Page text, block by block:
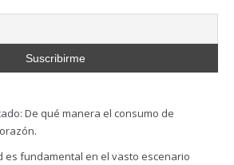
De qué manera el consumo de
es fundamental en el vasto escenario